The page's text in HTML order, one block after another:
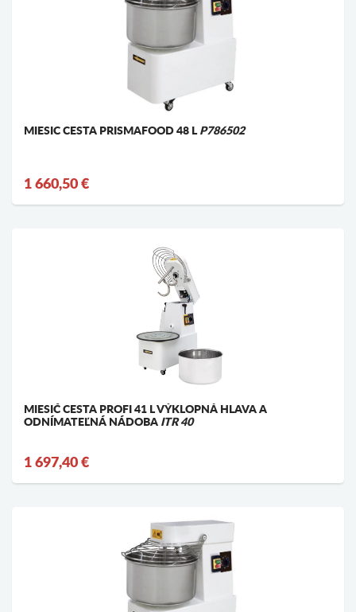
MIESIC CESTA PRISMAFOOD 48 L P786502
1 660,50 €
MIESIČ CESTA PROFI 41 L VÝKLOPNÁ HLAVA A
ODNÍMATEĽNÁ NÁDOBA ITR 40
1 697,40 €